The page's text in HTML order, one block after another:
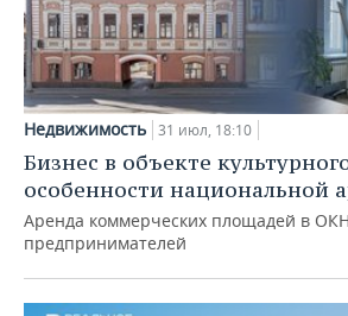
Недвижимость 31 июл, 18:10
Бизнес в объекте
особенности национальной
Аренда коммерческих площадей в ОКН
предпринимателей